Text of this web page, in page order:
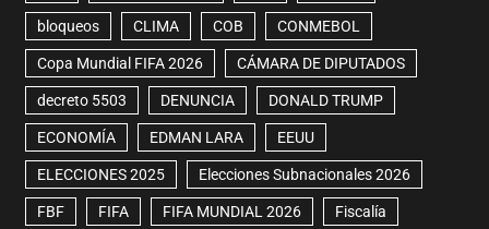
bloqueos CLIMA COB CONMEBOL
Copa Mundial FIFA 2026 CÁMARA DE DIPUTADOS
decreto 5503 DENUNCIA DONALD TRUMP
ECONOMÍA EDMAN LARA EEUU
ELECCIONES 2025 Elecciones Subnacionales 2026
FBF FIFA FIFA MUNDIAL 2026 Fiscalía